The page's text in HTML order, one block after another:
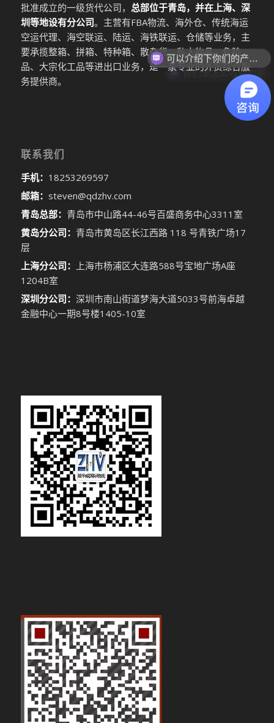
批准成立的一级货代公司， 总部位于青岛，并在上海、深
圳等地设有分公司。主营有FBA物流、海外仓、传统海运
空运代理、海空联运、陆运、海铁联运、仓储等业务，主
要承揽整箱、拼箱、特种箱、散杂货、私人物品、危险
品、大宗化工品等进出口业务，是一家专业的外贸综合服
务提供商。
联系我们
手机： 18253269597
邮箱： steven@qdzhv.com
青岛总部： 青岛市中山路44-46号百盛商务中心3311室
黄岛分公司： 青岛市黄岛区长江西路 118 号青铁广场17
层
上海分公司：
上海市杨浦区大连路588号宝地广场A座
1204B室
深圳分公司： 深圳市南山街道梦海大道5033号前海卓越
金融中心一期8号楼1405-10室
可以介绍下你们的产品么
你们是怎么收费的呢